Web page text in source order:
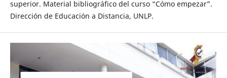
superior. Material bibliográfico del curso “Cómo empezar”.
Dirección de Educación a Distancia, UNLP.